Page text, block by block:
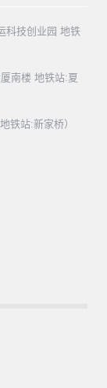
科技创业园 地铁
南楼 地铁站:夏
铁站:新家桥）